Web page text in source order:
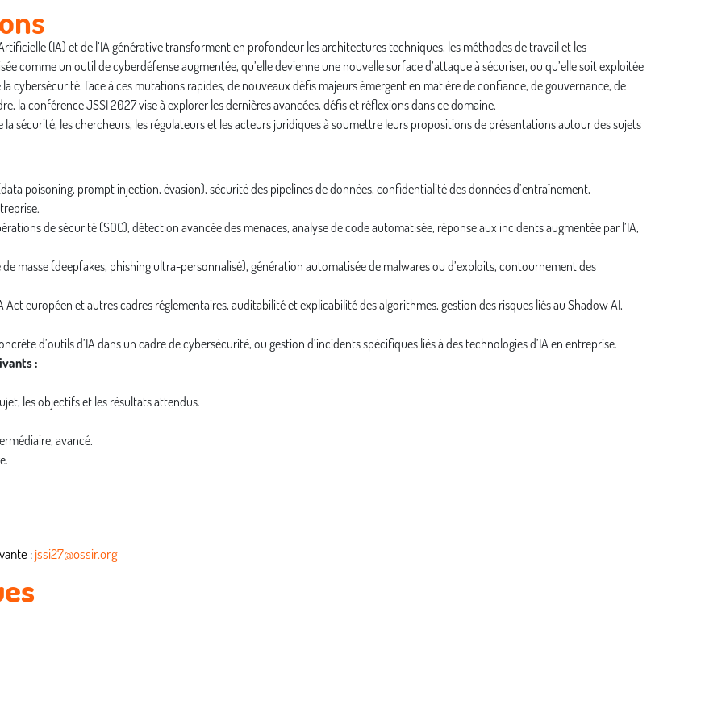
(IA) et de l’IA générative transforment en profondeur les architectures techniques, les méthodes de travail et les
comme un outil de cyberdéfense augmentée, qu’elle devienne une nouvelle surface d’attaque à sécuriser, ou qu’elle soit exploitée
cybersécurité. Face à ces mutations rapides, de nouveaux défis majeurs émergent en matière de confiance, de gouvernance, de
la conférence JSSI 2027 vise à explorer les dernières avancées, défis et réflexions dans ce domaine.
sécurité, les chercheurs, les régulateurs et les acteurs juridiques à soumettre leurs propositions de présentations autour des sujets
poisoning, prompt injection, évasion), sécurité des pipelines de données, confidentialité des données d’entraînement,
de sécurité (SOC), détection avancée des menaces, analyse de code automatisée, réponse aux incidents augmentée par l’IA,
masse (deepfakes, phishing ultra-personnalisé), génération automatisée de malwares ou d’exploits, contournement des
européen et autres cadres réglementaires, auditabilité et explicabilité des algorithmes, gestion des risques liés au Shadow AI,
d’outils d’IA dans un cadre de cybersécurité, ou gestion d’incidents spécifiques liés à des technologies d’IA en entreprise.
:
les objectifs et les résultats attendus.
avancé.
:jssi27@ossir.org